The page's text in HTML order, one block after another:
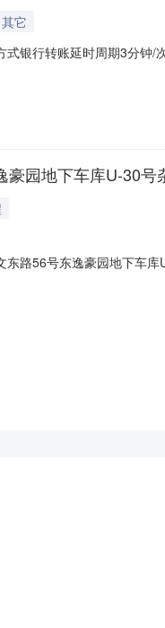
其它
式银行转账延时周期3分钟
2资产类别--面积12.0
豪园地下车库U-30号
东路56号东逸豪园地下车
构公开披露资产转让信息